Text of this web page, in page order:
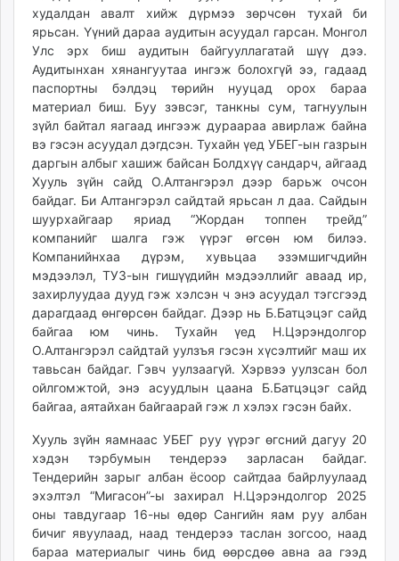
худалдан авалт хийж дүрмээ зөрчсөн тухай би
ярьсан. Үүний дараа аудитын асуудал гарсан. Монгол
Улс эрх биш аудитын байгууллагатай шүү дээ.
Аудитынхан хянангуутаа ингэж болохгүй ээ, гадаад
паспортны бэлдэц төрийн нууцад орох бараа
материал биш. Буу зэвсэг, танкны сум, тагнуулын
зүйл байтал яагаад ингээж дураараа авирлаж байна
вэ гэсэн асуудал дэгдсэн. Тухайн үед УБЕГ-ын газрын
даргын албыг хашиж байсан Болдхүү сандарч, айгаад
Хууль зүйн сайд О.Алтангэрэл дээр барьж очсон
байдаг. Би Алтангэрэл сайдтай ярьсан л даа. Сайдын
шуурхайгаар яриад “Жордан топпен трейд”
компанийг шалга гэж үүрэг өгсөн юм билээ.
Компанийнхаа дүрэм, хувьцаа эзэмшигчдийн
мэдээлэл, ТУЗ-ын гишүүдийн мэдээллийг аваад ир,
захирлуудаа дууд гэж хэлсэн ч энэ асуудал тэгсгээд
дарагдаад өнгөрсөн байдаг. Дээр нь Б.Батцэцэг сайд
байгаа юм чинь. Тухайн үед Н.Цэрэндолгор
О.Алтангэрэл сайдтай уулзъя гэсэн хүсэлтийг маш их
тавьсан байдаг. Гэвч уулзаагүй. Хэрвээ уулзсан бол
ойлгомжтой, энэ асуудлын цаана Б.Батцэцэг сайд
байгаа, аятайхан байгаарай гэж л хэлэх гэсэн байх.
Хууль зүйн яамнаас УБЕГ руу үүрэг өгсний дагуу 20
хэдэн тэрбумын тендерээ зарласан байдаг.
Тендерийн зарыг албан ёсоор сайтдаа байрлуулаад
эхэлтэл “Мигасон”-ы захирал Н.Цэрэндолгор 2025
оны тавдугаар 16-ны өдөр Сангийн яам руу албан
бичиг явуулаад, наад тендерээ таслан зогсоо, наад
бараа материалыг чинь бид өөрсдөө авна аа гээд